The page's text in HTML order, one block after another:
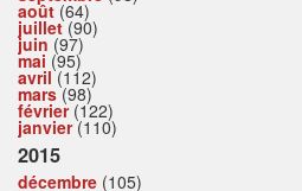
août (64)
juillet(90)
juin (97)
mai (95)
avril(112)
mars(98)
février(122)
janvier(110)
2015
décembre (105)